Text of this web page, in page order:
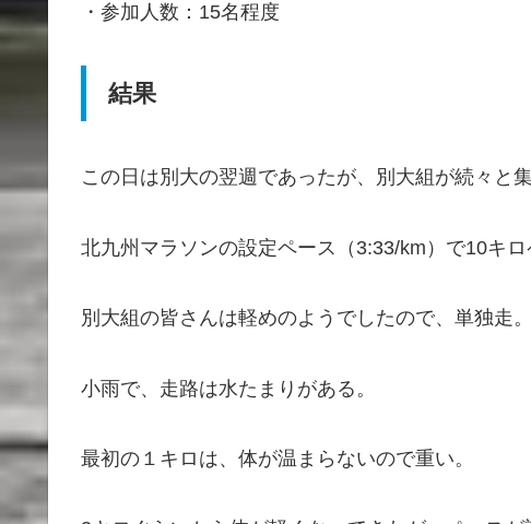
・参加人数：15名程度
結果
この日は別大の翌週であったが、別大組が続々と
北九州マラソンの設定ペース（3:33/km）で10キロ
別大組の皆さんは軽めのようでしたので、単独走。
小雨で、走路は水たまりがある。
最初の１キロは、体が温まらないので重い。